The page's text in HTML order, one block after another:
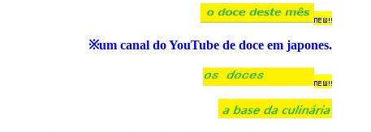
※um canal do YouTube de doce em japones.